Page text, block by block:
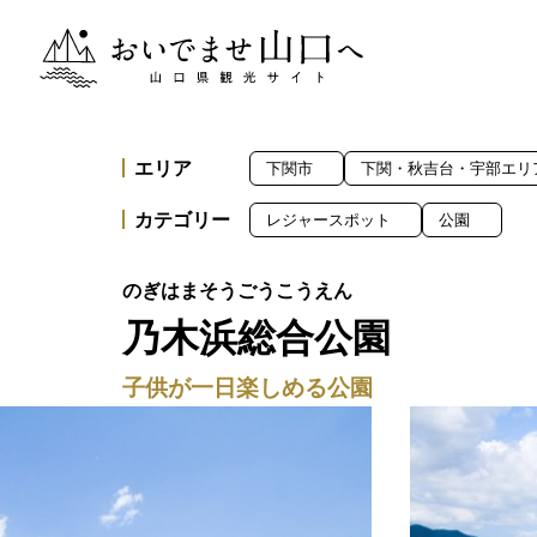
おいでませ山口へー山口県観光サイト
乃木浜総合公園
子供が一日楽しめる公園
エリア 下関市 下関・秋吉台・宇部エリ
カテゴリー レジャースポット 公園